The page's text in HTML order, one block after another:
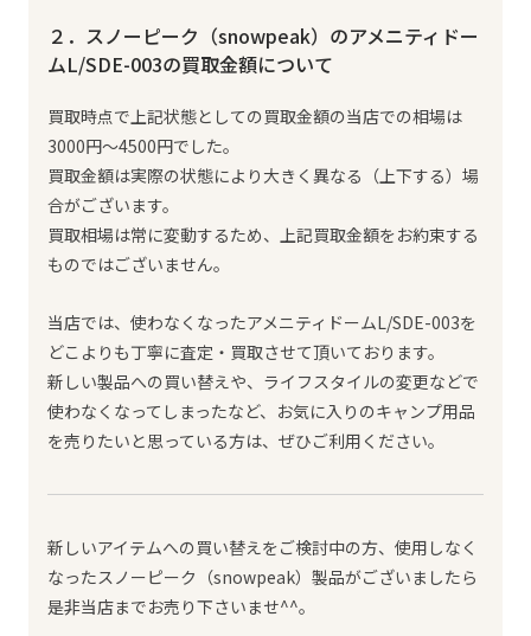
２．スノーピーク（snowpeak）のアメニティドー
ムL/SDE-003の買取金額について
買取時点で上記状態としての買取金額の当店での相場は
3000円～4500円でした。
買取金額は実際の状態により大きく異なる（上下する）場
合がございます。
買取相場は常に変動するため、上記買取金額をお約束する
ものではございません。
当店では、使わなくなったアメニティドームL/SDE-003を
どこよりも丁寧に査定・買取させて頂いております。
新しい製品への買い替えや、ライフスタイルの変更などで
使わなくなってしまったなど、お気に入りのキャンプ用品
を売りたいと思っている方は、ぜひご利用ください。
新しいアイテムへの買い替えをご検討中の方、使用しなく
なったスノーピーク（snowpeak）製品がございましたら
是非当店までお売り下さいませ^^。